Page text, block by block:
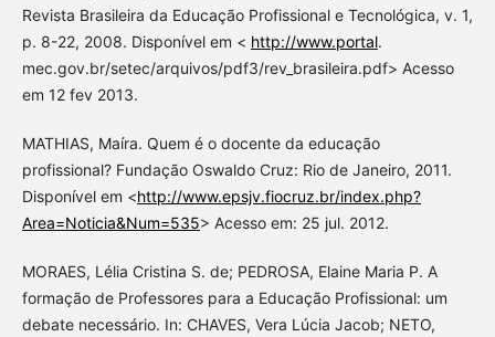
Revista Brasileira da Educação Profissional e Tecnológica, v. 1,
p. 8-22, 2008. Disponível em < http://www.portal.
mec.gov.br/setec/arquivos/pdf3/rev_brasileira.pdf> Acesso
em 12 fev 2013.
MATHIAS, Maíra. Quem é o docente da educação
profissional? Fundação Oswaldo Cruz: Rio de Janeiro, 2011.
Disponível em <http://www.epsjv.fiocruz.br/index.php?
Area=Noticia&Num=535> Acesso em: 25 jul. 2012.
MORAES, Lélia Cristina S. de; PEDROSA, Elaine Maria P. A
formação de Professores para a Educação Profissional: um
debate necessário. In: CHAVES, Vera Lúcia Jacob; NETO,